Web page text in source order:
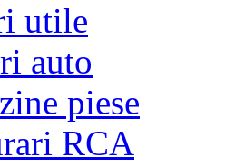
utile
auto
piese
RCA